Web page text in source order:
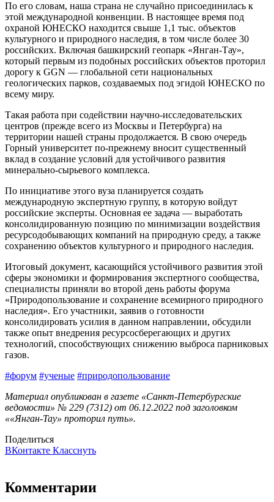
По его словам, наша страна не случайно присоединилась к
этой международной конвенции. В настоящее время под
охраной ­ЮНЕСКО находится свыше 1,1 тыс. объектов
культурного и природного наследия, в том числе более 30
российских. Включая башкирский геопарк «Янган-Тау»,
который первым из подобных российских объектов проторил
дорогу к GGN — глобальной сети национальных
геологических парков, создаваемых под эгидой ЮНЕСКО по
всему миру.
Такая работа при содействии научно-исследовательских
центров (прежде всего из Москвы и Петербурга) на
территории нашей страны продолжается. В свою очередь
Горный университет по‑прежнему вносит существенный
вклад в создание условий для устойчивого развития
минерально-сырьевого комплекса.
По инициативе этого вуза планируется создать
международную экспертную группу, в которую войдут
российские эксперты. Основная ее задача — выработать
консолидированную позицию по минимизации воздействия
ресурсодобывающих компаний на природную среду, а также
сохранению объектов культурного и природного наследия.
Итоговый документ, касающийся устойчивого развития этой
сферы экономики и формирования экспертного сообщества,
специалисты приняли во второй день работы форума
«Природопользование и сохранение всемирного природного
наследия». Его участники, заявив о готовности
консолидировать усилия в данном направлении, обсудили
также опыт внедрения ресурсосберегающих и других
технологий, способствующих снижению выброса парниковых
газов.
#форум #ученые #природопользование
Материал опубликован в газете «Санкт-Петербургские
ведомости» № 229 (7312) от 06.12.2022 под заголовком
««Янган-Тау» проторил путь».
Поделиться
ВКонтакте Класснуть
Комментарии